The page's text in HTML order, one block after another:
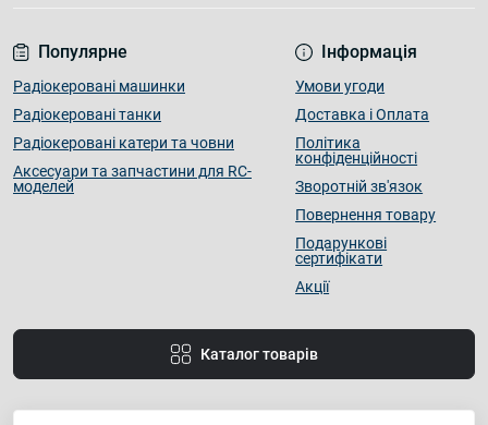
Популярне
Радіокеровані машинки
Радіокеровані танки
Радіокеровані катери та човни
Аксесуари та запчастини для RC-
моделей
Інформація
Умови угоди
Доставка і Оплата
Політика
конфіденційності
Зворотній зв'язок
Повернення товару
Подарункові
сертифікати
Акції
Каталог товарів